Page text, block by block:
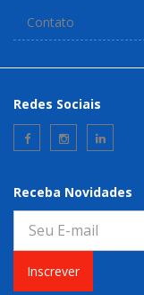
Contato
Redes Sociais
Receba Novidades
Inscrever